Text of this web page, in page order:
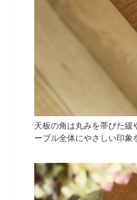
天板の角は丸みを帯びた緩
ーブル全体にやさしい印象